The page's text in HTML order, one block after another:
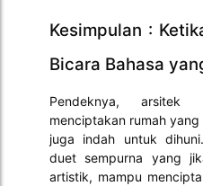
Kesimpulan :
Bicara Bahasa
Pendeknya,
menciptakan rumah
juga indah untuk
duet sempurna yang
artistik, mampu